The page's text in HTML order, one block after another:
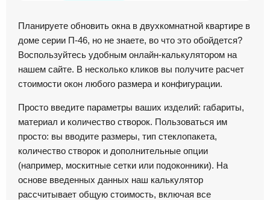
Планируете обновить окна в двухкомнатной квартире в
доме серии П-46, но не знаете, во что это обойдется?
Воспользуйтесь удобным онлайн-калькулятором на
нашем сайте. В несколько кликов вы получите расчет
стоимости окон любого размера и конфигурации.
Просто введите параметры ваших изделий: габариты,
материал и количество створок. Пользоваться им
просто: вы вводите размеры, тип стеклопакета,
количество створок и дополнительные опции
(например, москитные сетки или подоконники). На
основе введенных данных наш калькулятор
рассчитывает общую стоимость, включая все